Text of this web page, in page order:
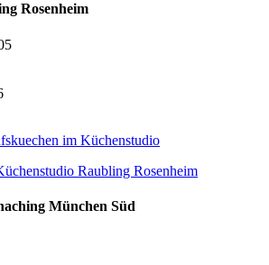
Rosenheim
im Küchenstudio
Raubling Rosenheim
München Süd